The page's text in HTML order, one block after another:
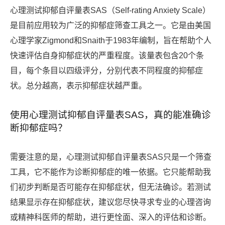
心理测试抑郁自评量表SAS（Self-rating Anxiety Scale）
是目前应用较为广泛的抑郁症筛查工具之一。它是由美国
心理学家Zigmond和Snaith于1983年编制，旨在帮助个人
快速评估自身抑郁症状的严重程度。该量表包含20个条
目，每个条目以四级评分，分别代表不同程度的抑郁症
状。总分越高，表示抑郁症状越严重。
使用心理测试抑郁自评量表SAS，真的能准确诊
断抑郁症吗？
需要注意的是，心理测试抑郁自评量表SAS只是一个筛查
工具，它不能作为诊断抑郁症的唯一依据。它只能帮助我
们初步判断是否可能存在抑郁症状，但无法确诊。若测试
结果显示存在抑郁症状，建议您尽快寻求专业的心理咨询
或精神科医师的帮助，进行更恮面、深入的评估和诊断。